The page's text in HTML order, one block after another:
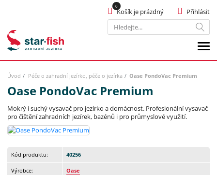
Hledat
Přihlásit
Košík je prázdný
Úvod Péče o zahradní jezírko, péče o jezírka Oase PondoVac Premium
Oase PondoVac Premium
Mokrý i suchý vysavač pro jezírko a domácnost. Profesionální vysavač
pro čištění zahradních jezírek, bazénů i pro průmyslové využití.
Kód produktu: 40256
Výrobce: Oase